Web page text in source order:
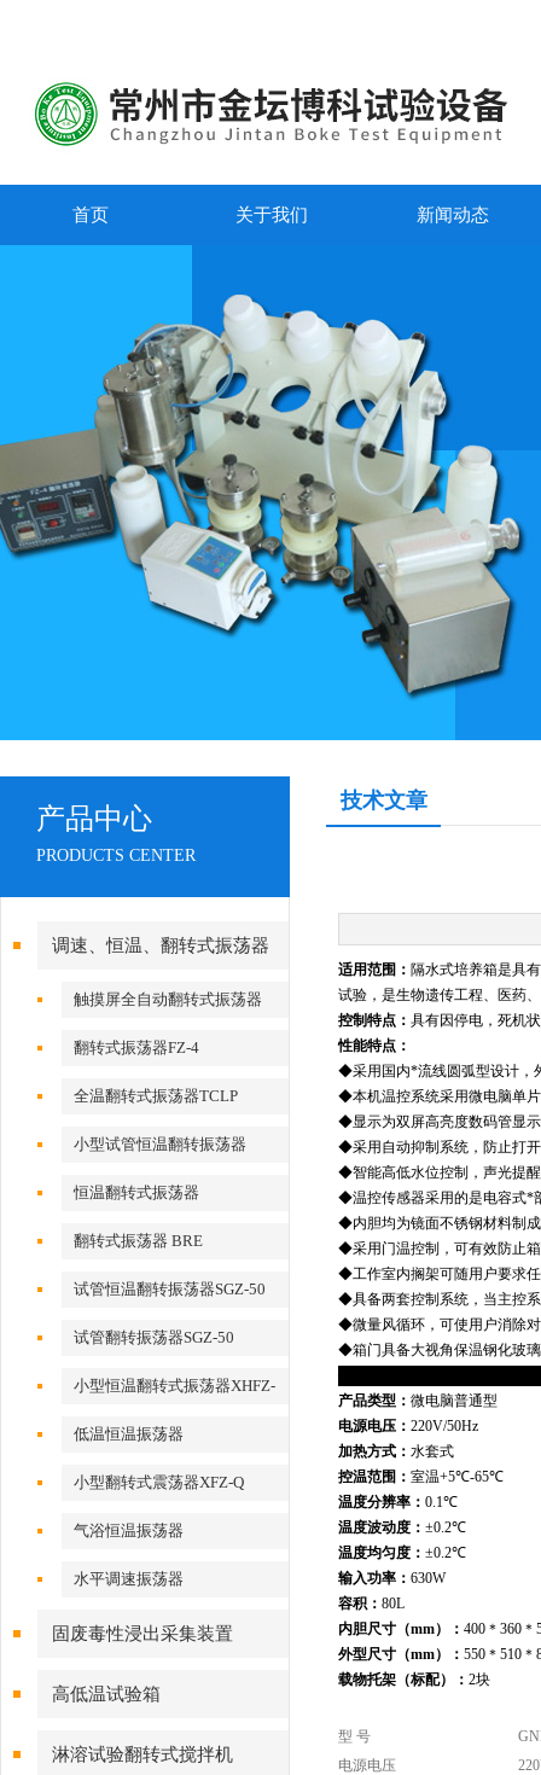
首页 关于我们 新闻动态
产品中心
PRODUCTS CENTER
调速、恒温、翻转式振荡器
触摸屏全自动翻转式振荡器
翻转式振荡器FZ-4
全温翻转式振荡器TCLP
小型试管恒温翻转振荡器
恒温翻转式振荡器
翻转式振荡器 BRE
试管恒温翻转振荡器SGZ-50
试管翻转振荡器SGZ-50
小型恒温翻转式振荡器XHFZ-
低温恒温振荡器
小型翻转式震荡器XFZ-Q
气浴恒温振荡器
水平调速振荡器
固废毒性浸出采集装置
高低温试验箱
淋溶试验翻转式搅拌机
技术文章
适用范围： 隔水式培养箱是具
试验，是生物遗传工程、医药
控制特点： 具有因停电，死机
性能特点：
◆采用国内*流线圆弧型设计，
◆本机温控系统采用微电脑单
◆显示为双屏高亮度数码管显
◆采用自动抑制系统，防止打
◆智能高低水位控制，声光提
◆温控传感器采用的是电容式*
◆内胆均为镜面不锈钢材料制
◆采用门温控制，可有效防止
◆工作室内搁架可随用户要求
◆具备两套控制系统，当主控
◆微量风循环，可使用户消除
◆箱门具备大视角保温钢化玻
产品类型： 微电脑普通型
电源电压： 220V/50Hz
加热方式： 水套式
控温范围： 室温+5℃-65℃
温度分辨率： 0.1℃
温度波动度： ±0.2℃
温度均匀度： ±0.2℃
输入功率： 630W
容积： 80L
内胆尺寸（mm）： 400＊360＊
外型尺寸（mm）： 550＊510＊
载物托架（标配）： 2块
型 号
电源电压